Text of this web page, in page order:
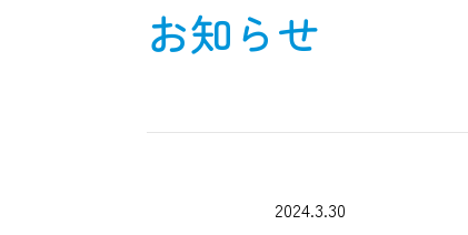
お知らせ
2024.3.30